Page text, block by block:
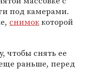
под камерами.
снимоккоторой
чтобы снять ее
раньше, перед